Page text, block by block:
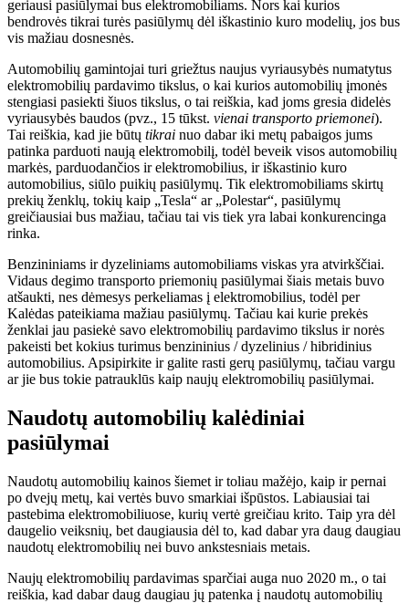
geriausi pasiūlymai bus elektromobiliams. Nors kai kurios
bendrovės tikrai turės pasiūlymų dėl iškastinio kuro modelių, jos bus
vis mažiau dosnesnės.
Automobilių gamintojai turi griežtus naujus vyriausybės numatytus
elektromobilių pardavimo tikslus, o kai kurios automobilių įmonės
stengiasi pasiekti šiuos tikslus, o tai reiškia, kad joms gresia didelės
vyriausybės baudos (pvz., 15 tūkst. vienai transporto priemonei).
Tai reiškia, kad jie būtų tikrai nuo dabar iki metų pabaigos jums
patinka parduoti naują elektromobilį, todėl beveik visos automobilių
markės, parduodančios ir elektromobilius, ir iškastinio kuro
automobilius, siūlo puikių pasiūlymų. Tik elektromobiliams skirtų
prekių ženklų, tokių kaip „Tesla“ ar „Polestar“, pasiūlymų
greičiausiai bus mažiau, tačiau tai vis tiek yra labai konkurencinga
rinka.
Benzininiams ir dyzeliniams automobiliams viskas yra atvirkščiai.
Vidaus degimo transporto priemonių pasiūlymai šiais metais buvo
atšaukti, nes dėmesys perkeliamas į elektromobilius, todėl per
Kalėdas pateikiama mažiau pasiūlymų. Tačiau kai kurie prekės
ženklai jau pasiekė savo elektromobilių pardavimo tikslus ir norės
pakeisti bet kokius turimus benzininius / dyzelinius / hibridinius
automobilius. Apsipirkite ir galite rasti gerų pasiūlymų, tačiau vargu
ar jie bus tokie patrauklūs kaip naujų elektromobilių pasiūlymai.
Naudotų automobilių kalėdiniai
pasiūlymai
Naudotų automobilių kainos šiemet ir toliau mažėjo, kaip ir pernai
po dvejų metų, kai vertės buvo smarkiai išpūstos. Labiausiai tai
pastebima elektromobiliuose, kurių vertė greičiau krito. Taip yra dėl
daugelio veiksnių, bet daugiausia dėl to, kad dabar yra daug daugiau
naudotų elektromobilių nei buvo ankstesniais metais.
Naujų elektromobilių pardavimas sparčiai auga nuo 2020 m., o tai
reiškia, kad dabar daug daugiau jų patenka į naudotų automobilių